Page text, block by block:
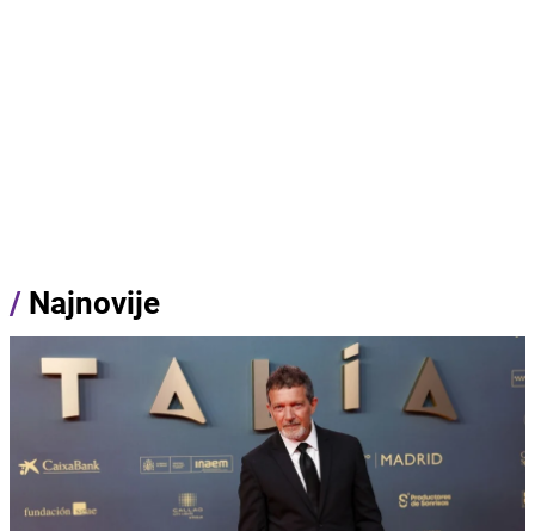
/ Najnovije